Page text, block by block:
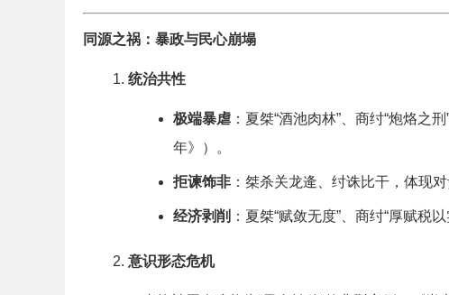
同源之祸：暴政与民心崩塌
统治共性
极端暴虐 ：夏桀“酒池肉林”、商纣“炮烙之
年》）。
拒谏饰非 ：桀杀关龙逄、纣诛比干，体现
经济剥削 ：夏桀“赋敛无度”、商纣“厚赋税
意识形态危机